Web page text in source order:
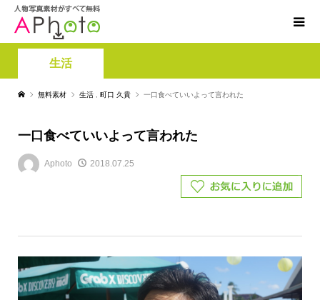
生活
無料素材 生活 町口 久貴 一口食べていいよって言われた
一口食べていいよって言われた
Aphoto 2018.07.25